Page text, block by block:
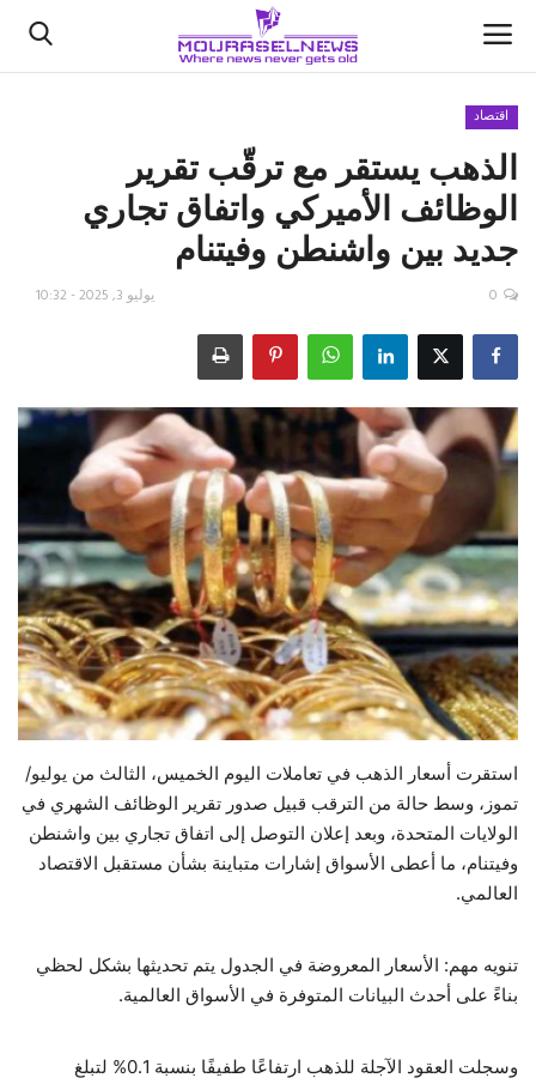
الأخبار
كتّابنا
السعودية
اقتصاد
علوم وتكنولوجيا
رياضة
فيديو
حياة
اقتصاد
الذهب يستقر مع ترقّب تقرير
الوظائف الأميركي واتفاق تجاري
جديد بين واشنطن وفيتنام
يوليو 3, 2025 - 10:32 0
استقرت أسعار الذهب في تعاملات اليوم الخميس، الثالث من يوليو/
تموز، وسط حالة من الترقب قبيل صدور تقرير الوظائف الشهري في
الولايات المتحدة، وبعد إعلان التوصل إلى اتفاق تجاري بين واشنطن
وفيتنام، ما أعطى الأسواق إشارات متباينة بشأن مستقبل الاقتصاد
العالمي.
تنويه مهم: الأسعار المعروضة في الجدول يتم تحديثها بشكل لحظي
بناءً على أحدث البيانات المتوفرة في الأسواق العالمية.
وسجلت العقود الآجلة للذهب ارتفاعًا طفيفًا بنسبة 0.1% لتبلغ